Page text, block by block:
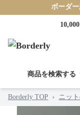
ボーダ
商品を検索する
Borderly TOP › ニッ